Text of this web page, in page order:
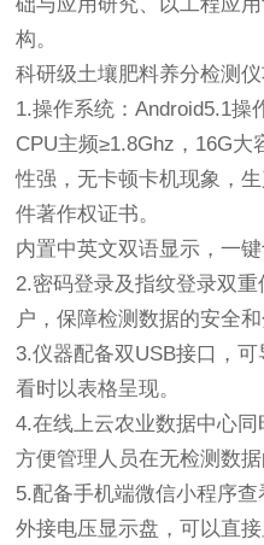
构。
科研级土壤肥料养分检测仪
1.操作系统：Android5.1操
CPU主频≥1.8Ghz，16G
性强，无卡顿卡机现象，
件著作权证书。
内置中英文双语显示，一键
2.密码登录及指纹登录双
户，保障检测数据的安全和
3.仪器配备双USB接口，
看时以表格呈现。
4.在线上云农业数据中心同
方便管理人员在无检测数
5.配备手机端微信小程序查
外接电压显示盘，可以直